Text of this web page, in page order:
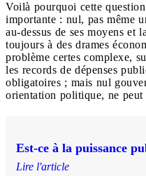
Voilà pourquoi cette
importante : nul, pas même
au-dessus de ses moyens
toujours à des drames
problème certes complexe,
les records de dépenses
obligatoires ; mais nul
orientation politique, ne peut
Est-ce à la puissance
Lire l'article